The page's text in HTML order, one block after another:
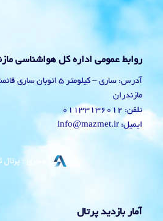
روابط عمومی اداره کل هواشناسی
آدرس: ساری – کیلومتر 5
مازندران
تلفن: 01133136012
ایمیل: info@mazmet.ir
آمار بازدید پرتال